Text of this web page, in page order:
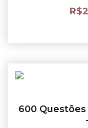
R$
600 Questões